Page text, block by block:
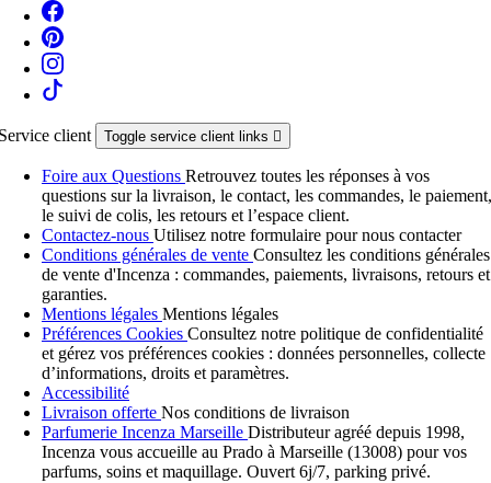
client Toggle service client links 
Foire aux Questions Retrouvez toutes les réponses à vos
questions sur la livraison, le contact, les commandes, le paiement,
le suivi de colis, les retours et l’espace client.
Contactez-nous Utilisez notre formulaire pour nous contacter
Conditions générales de vente Consultez les conditions générales
de vente d'Incenza : commandes, paiements, livraisons, retours et
garanties.
Mentions légales Mentions légales
Préférences Cookies Consultez notre politique de confidentialité
et gérez vos préférences cookies : données personnelles, collecte
d’informations, droits et paramètres.
Accessibilité
Livraison offerte Nos conditions de livraison
Parfumerie Incenza Marseille Distributeur agréé depuis 1998,
Incenza vous accueille au Prado à Marseille (13008) pour vos
parfums, soins et maquillage. Ouvert 6j/7, parking privé.